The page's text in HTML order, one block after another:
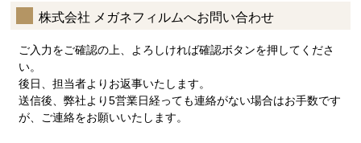
株式会社 メガネフィルムへお問い合わせ
ご入力をご確認の上、よろしければ確認ボタンを押してくださ
い。
後日、担当者よりお返事いたします。
送信後、弊社より5営業日経っても連絡がない場合はお手数です
が、ご連絡をお願いいたします。